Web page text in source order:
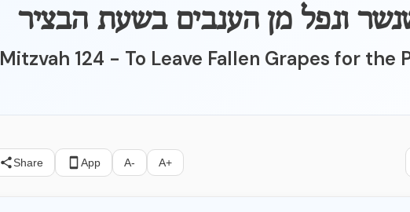
ונפל מן הענבים בשעת הבציר
Mitzvah 124 - To Leave Fallen Grapes for the
Share App A- A+